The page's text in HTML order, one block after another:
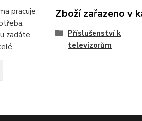
pracuje
zadáte.
Zboží zařazeno v
Příslušenství k
televizorům